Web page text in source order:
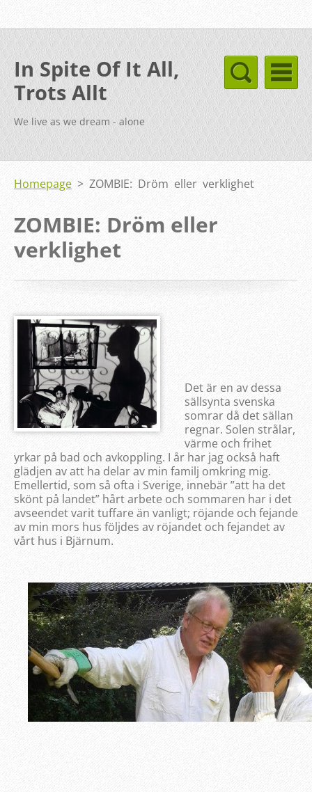
In Spite Of It All,
Trots Allt
We live as we dream - alone
Homepage > ZOMBIE: Dröm eller verklighet
ZOMBIE: Dröm eller
verklighet
Det är en av dessa
sällsynta svenska
somrar då det sällan
regnar. Solen strålar,
värme och frihet
yrkar på bad och avkoppling. I år har jag också haft
glädjen av att ha delar av min familj omkring mig.
Emellertid, som så ofta i Sverige, innebär ”att ha det
skönt på landet” hårt arbete och sommaren har i det
avseendet varit tuffare än vanligt; röjande och fejande
av min mors hus följdes av röjandet och fejandet av
vårt hus i Bjärnum.